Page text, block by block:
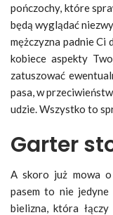
pończochy, które
będą wyglądać
mężczyzna padnie Ci
kobiece aspekty
zatuszować
pasa, w
udzie. Wszystko to
Garter
A skoro już mowa o
pasem to nie
bielizna, która